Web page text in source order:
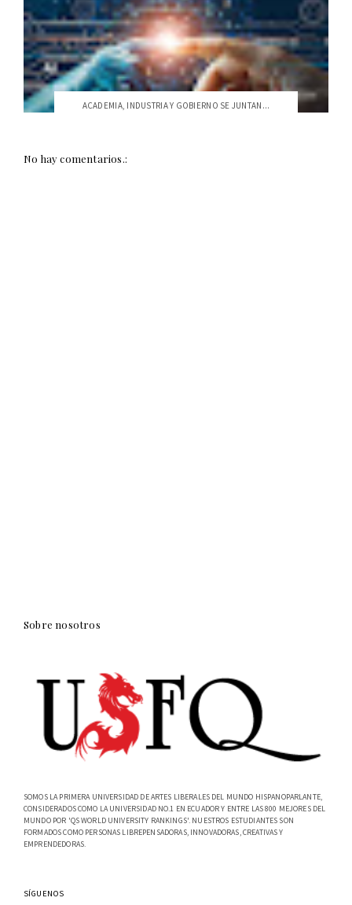
ACADEMIA, INDUSTRIA Y GOBIERNO SE JUNTAN...
No hay comentarios.:
Sobre nosotros
SOMOS LA PRIMERA UNIVERSIDAD DE ARTES LIBERALES DEL MUNDO HISPANOPARLANTE,
CONSIDERADOS COMO LA UNIVERSIDAD NO.1 EN ECUADOR Y ENTRE LAS 800 MEJORES DEL
MUNDO POR 'QS WORLD UNIVERSITY RANKINGS'. NUESTROS ESTUDIANTES SON
FORMADOS COMO PERSONAS LIBREPENSADORAS, INNOVADORAS, CREATIVAS Y
EMPRENDEDORAS.
SÍGUENOS